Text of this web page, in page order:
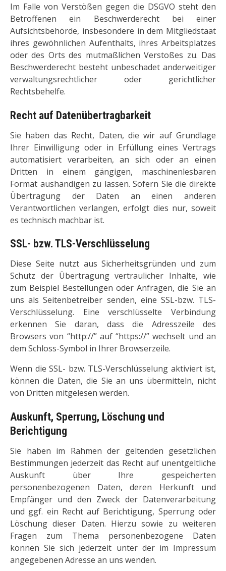
Im Falle von Verstößen gegen die DSGVO steht den
Betroffenen ein Beschwerderecht bei einer
Aufsichtsbehörde, insbesondere in dem Mitgliedstaat
ihres gewöhnlichen Aufenthalts, ihres Arbeitsplatzes
oder des Orts des mutmaßlichen Verstoßes zu. Das
Beschwerderecht besteht unbeschadet anderweitiger
verwaltungsrechtlicher oder gerichtlicher
Rechtsbehelfe.
Recht auf Datenübertragbarkeit
Sie haben das Recht, Daten, die wir auf Grundlage
Ihrer Einwilligung oder in Erfüllung eines Vertrags
automatisiert verarbeiten, an sich oder an einen
Dritten in einem gängigen, maschinenlesbaren
Format aushändigen zu lassen. Sofern Sie die direkte
Übertragung der Daten an einen anderen
Verantwortlichen verlangen, erfolgt dies nur, soweit
es technisch machbar ist.
SSL- bzw. TLS-Verschlüsselung
Diese Seite nutzt aus Sicherheitsgründen und zum
Schutz der Übertragung vertraulicher Inhalte, wie
zum Beispiel Bestellungen oder Anfragen, die Sie an
uns als Seitenbetreiber senden, eine SSL-bzw. TLS-
Verschlüsselung. Eine verschlüsselte Verbindung
erkennen Sie daran, dass die Adresszeile des
Browsers von “http://” auf “https://” wechselt und an
dem Schloss-Symbol in Ihrer Browserzeile.
Wenn die SSL- bzw. TLS-Verschlüsselung aktiviert ist,
können die Daten, die Sie an uns übermitteln, nicht
von Dritten mitgelesen werden.
Auskunft, Sperrung, Löschung und
Berichtigung
Sie haben im Rahmen der geltenden gesetzlichen
Bestimmungen jederzeit das Recht auf unentgeltliche
Auskunft über Ihre gespeicherten
personenbezogenen Daten, deren Herkunft und
Empfänger und den Zweck der Datenverarbeitung
und ggf. ein Recht auf Berichtigung, Sperrung oder
Löschung dieser Daten. Hierzu sowie zu weiteren
Fragen zum Thema personenbezogene Daten
können Sie sich jederzeit unter der im Impressum
angegebenen Adresse an uns wenden.